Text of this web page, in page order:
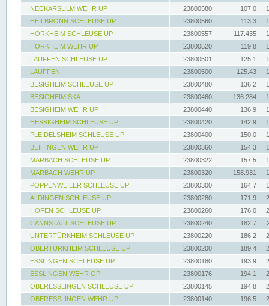
NECKARSULM WEHR UP
23800580 107.0
HEILBRONN SCHLEUSE UP
23800560 113.3
HORKHEIM SCHLEUSE UP
23800557 117.435
HORKHEIM WEHR UP
23800520 119.8
LAUFFEN SCHLEUSE UP
23800501 125.1
LAUFFEN
23800500 125.43
BESIGHEIM SCHLEUSE UP
23800480 136.2
BESIGHEIM SKA
23800460 136.284
BESIGHEIM WEHR UP
23800440 136.9
HESSIGHEIM SCHLEUSE UP
23800420 142.9
PLEIDELSHEIM SCHLEUSE UP
23800400 150.0
BEIHINGEN WEHR UP
23800360 154.3
MARBACH SCHLEUSE UP
23800322 157.5
MARBACH WEHR UP
23800320 158.931
POPPENWEILER SCHLEUSE UP
23800300 164.7
ALDINGEN SCHLEUSE UP
23800280 171.9
HOFEN SCHLEUSE UP
23800260 176.0
CANNSTATT SCHLEUSE UP
23800240 182.7
UNTERTÜRKHEIM SCHLEUSE UP
23800220 186.2
OBERTÜRKHEIM SCHLEUSE UP
23800200 189.4
ESSLINGEN SCHLEUSE UP
23800180 193.9
ESSLINGEN WEHR OP
23800176 194.1
OBERESSLINGEN SCHLEUSE UP
23800145 194.8
OBERESSLINGEN WEHR UP
23800140 196.5